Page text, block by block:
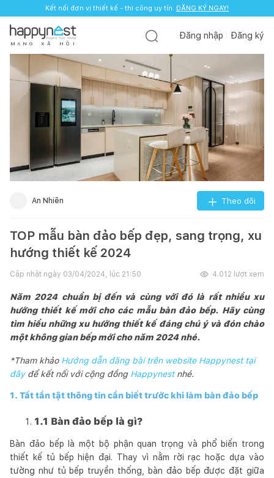
Kết nối đơn vị thiết kế - thi công uy tín. ĐĂNG KÝ NGAY!
M Ạ N G X Ã H Ộ I
Đăng nhập Đăng ký
An Nhiên Theo dõi
TOP mẫu bàn đảo bếp đẹp, sang trọng, xu
hướng thiết kế 2024
Cập nhật ngày 03/04/2024, lúc 21:50 4.012 lượt xem
Năm 2024 chuẩn bị đến và cùng với đó là rất nhiều xu
hướng thiết kế mới cho các mẫu bàn đảo bếp. Hãy cùng
tìm hiểu những xu hướng thiết kế đáng chú ý và đón chào
một không gian bếp mới cho năm 2024 nhé.
*Tham khảo Hướng dẫn đăng bài trên website Happynest tại
đâyđể kết nối với cộng đồng Happynest nhé.
1. Tất tần tật thông tin cần biết trước khi làm bàn đảo bếp
1.1 Bàn đảo bếp là gì?
Bàn đảo bếp là một bộ phận quan trọng và phổ biến trong
thiết kế tủ bếp hiện đại. Thay vì nằm rời rạc hoặc dựa vào
tường như tủ bếp truyền thống, bàn đảo bếp được đặt giữa